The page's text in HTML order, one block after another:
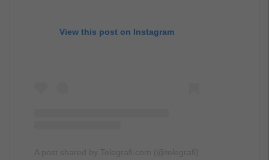
View this post on Instagram